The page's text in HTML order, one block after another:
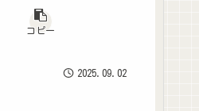
コピー
2025.09.02